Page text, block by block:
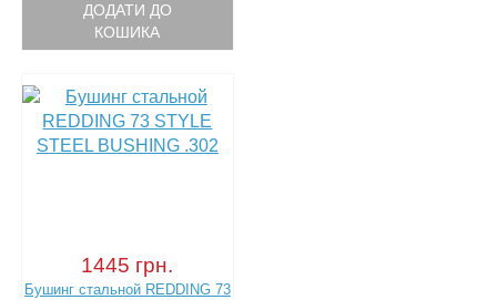
ДОДАТИ ДО
КОШИКА
1445 грн.
Бушинг стальной REDDING 73